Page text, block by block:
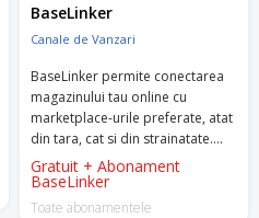
BaseLinker
Canale de Vanzari
BaseLinker permite conectarea
magazinului tau online cu
marketplace-urile preferate, atat
din tara, cat si din strainatate.
Prin intermediul aplicatiei vei
putea sincroniza stocurile si
preturile, gestionand toate
Gratuit + Abonament
BaseLinker
Toate abonamentele